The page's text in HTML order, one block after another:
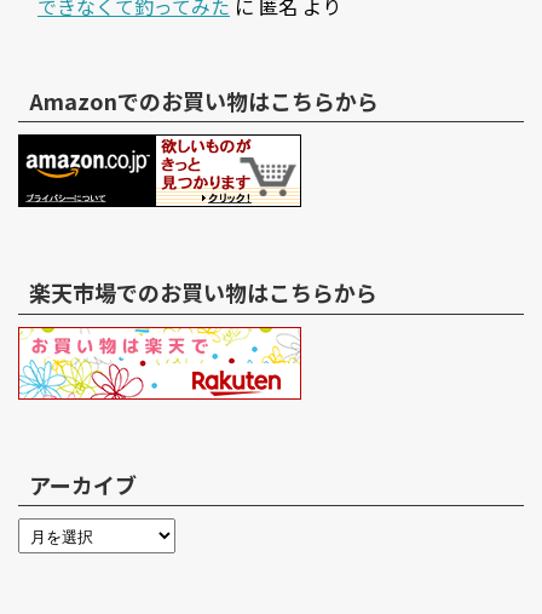
Amazonでのお買い物はこちらから
楽天市場でのお買い物はこちらから
アーカイブ